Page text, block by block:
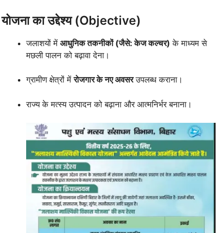
योजना का उद्देश्य (Objective)
जलाशयों में आधुनिक तकनीकों (जैसे: केज कल्चर) के माध्यम से
मछली पालन को बढ़ावा देना।
ग्रामीण क्षेत्रों मेंरोजगार के नए अवसरउपलब्ध कराना।
राज्य के मत्स्य उत्पादन को बढ़ाना और आत्मनिर्भर बनाना।